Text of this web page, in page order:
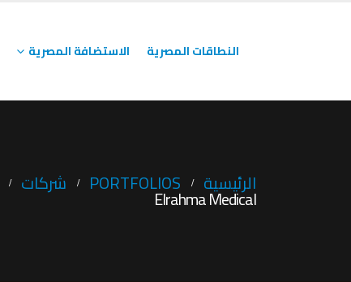
النطاقات المصرية الاستضافة المصرية
الرئيسية PORTFOLIOS شركات
Elrahma Medical